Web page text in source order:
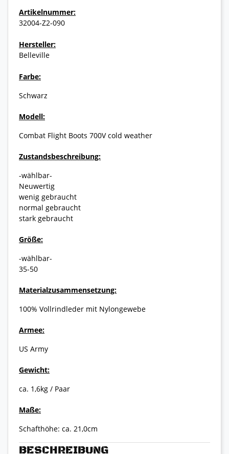
BESCHREIBUNG
Artikelnummer:
32004-Z2-090
Hersteller:
Belleville
Farbe:
Schwarz
Modell:
Combat Flight Boots 700V cold weather
Zustandsbeschreibung:
-wählbar-
Neuwertig
wenig gebraucht
normal gebraucht
stark gebraucht
Größe:
-wählbar-
35-50
Materialzusammensetzung:
100% Vollrindleder mit Nylongewebe
Armee:
US Army
Gewicht:
ca. 1,6kg / Paar
Maße:
Schafthöhe: ca. 21,0cm